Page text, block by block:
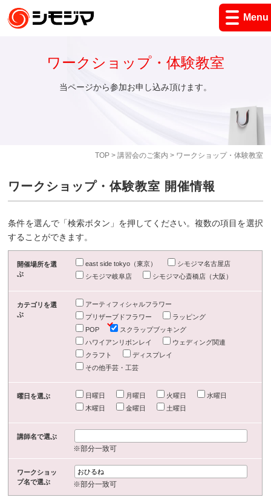
Menu
TOP> 講習会のご案内 > ワークショップ・体験教室
ワークショップ・体験教室
当ページから参加お申し込み頂けます。
ワークショップ・体験教室 開催情報
条件を選んで「検索ボタン」を押してください。複数の項目を選択
することができます。
開催場所を選
ぶ
east side tokyo（東京）
シモジマ名古屋店
シモジマ岐阜店
シモジマ心斎橋店（大阪）
カテゴリを選
ぶ
アーティフィシャルフラワー
プリザーブドフラワー
ラッピング
POP
スクラップブッキング
ハワイアンリボンレイ
ウェディング関連
クラフト
ディスプレイ
その他手芸・工芸
曜日を選ぶ 日曜日 月曜日 火曜日
水曜日
木曜日
金曜日 土曜日
講師名で選ぶ
※部分一致可
ワークショッ
プ名で選ぶ
※部分一致可